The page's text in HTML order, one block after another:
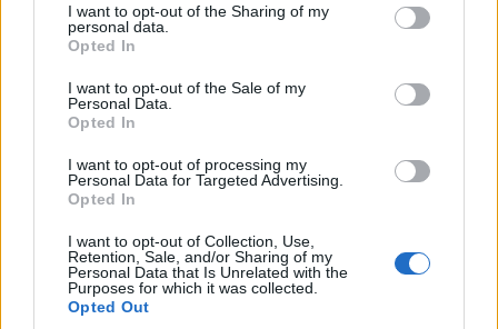
not limited to your visit or usage behaviour. You may click to
grant or deny consent to Google and its third-party tags to
use your data for below specified purposes in below Google
consent section.
I want to opt-out of the Sharing of my
personal data.
Opted In
I want to opt-out of the Sale of my
Personal Data.
Opted In
I want to opt-out of processing my
Personal Data for Targeted Advertising.
Opted In
I want to opt-out of Collection, Use,
Retention, Sale, and/or Sharing of my
Personal Data that Is Unrelated with the
Purposes for which it was collected.
Opted Out